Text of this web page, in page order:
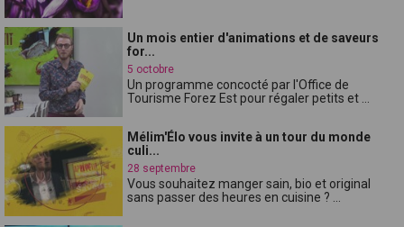
Un mois entier d'animations et de saveurs
for...
5 octobre
Un programme concocté par l'Office de
Tourisme Forez Est pour régaler petits et ...
Mélim'Élo vous invite à un tour du monde
culi...
28 septembre
Vous souhaitez manger sain, bio et original
sans passer des heures en cuisine ? ...